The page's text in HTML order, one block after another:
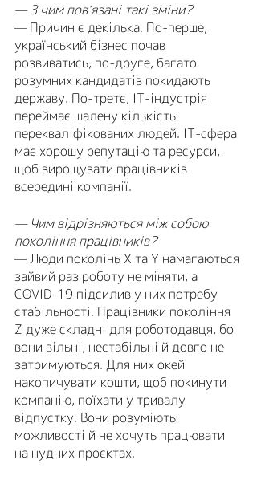
— З чим пов’язані такі зміни?
— Причин є декілька. По-перше,
український бізнес почав
розвиватись, по-друге, багато
розумних кандидатів покидають
державу. По-третє, ІТ-індустрія
переймає шалену кількість
перекваліфікованих людей. ІТ-сфера
має хорошу репутацію та ресурси,
щоб вирощувати працівників
всередині компанії.
— Чим відрізняються між собою
покоління працівників?
— Люди поколінь Х та Y намагаються
зайвий раз роботу не міняти, а
COVID-19 підсилив у них потребу
стабільності. Працівники покоління
Z дуже складні для роботодавця, бо
вони вільні, нестабільні й довго не
затримуються. Для них окей
накопичувати кошти, щоб покинути
компанію, поїхати у тривалу
відпустку. Вони розуміють
можливості й не хочуть працювати
на нудних проєктах.